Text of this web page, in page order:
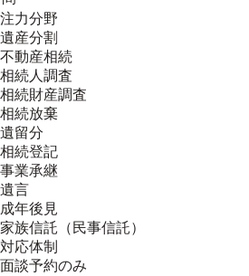
注力分野
遺産分割
不動産相続
相続人調査
相続財産調査
相続放棄
遺留分
相続登記
事業承継
遺言
成年後見
家族信託（民事信託）
対応体制
面談予約のみ